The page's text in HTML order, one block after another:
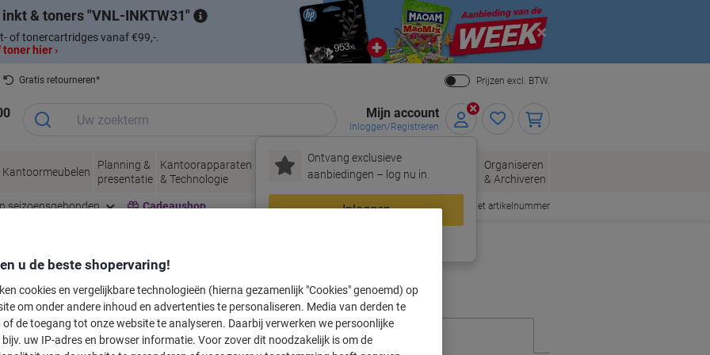
inkt & toners VNL-INKTW31
of tonercartridges vanaf €99,-.
hier ›
Close
Gratis retourneren*
Prijzen excl. BTW.
Mijn account
Inloggen/Registreren
Ontvang exclusieve
aanbiedingen – log nu in.
Inloggen
Kantoormeubelen
Planning &
presentatie
Kantoorapparaten
& Technologie
Inkt &
Toner
Papier, Enveloppen
& Verpakken
Kantoorartikelen
Organiseren
& Archiveren
seizoensgebonden Cadeaushop Snel bestellen met artikelnummer
voor uw printer
Kies merk, reeks en model uit de opties hieronder
u de beste shopervaring!
cookies en vergelijkbare technologieën (hierna gezamenlijk "Cookies" genoemd) op
om onder andere inhoud en advertenties te personaliseren. Media van derden te
of de toegang tot onze website te analyseren. Daarbij verwerken we persoonlijke
bijv. uw IP-adres en browser informatie. Voor zover dit noodzakelijk is om de